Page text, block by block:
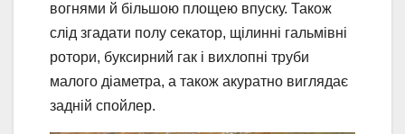
вогнями й більшою площею впуску. Також
слід згадати полу секатор, щілинні гальмівні
ротори, буксирний гак і вихлопні труби
малого діаметра, а також акуратно виглядає
задній спойлер.